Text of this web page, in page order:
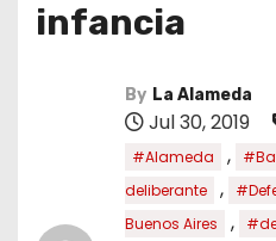
infancia
By La Alameda
Jul 30, 2019
#Alameda ,
deliberante
,
Buenos Aires
,